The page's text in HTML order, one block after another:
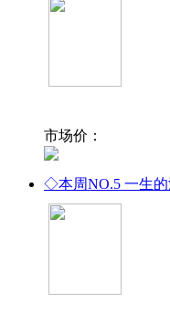
市场价：
◇本周NO.5 一生